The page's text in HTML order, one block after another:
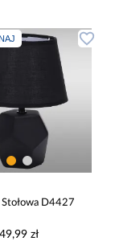
Stołowa D4427
49,99 zł